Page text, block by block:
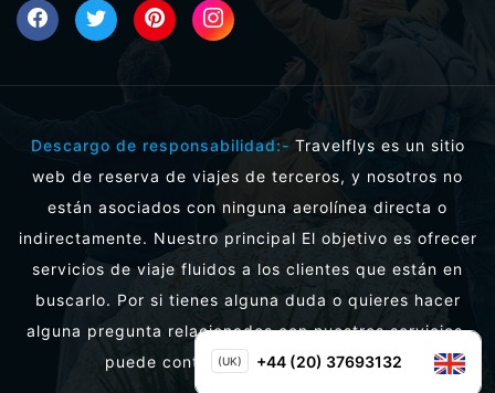
(UK) +44 (20) 37693132
Descargo de responsabilidad:- Travelflys es un sitio
web de reserva de viajes de terceros, y nosotros no
están asociados con ninguna aerolínea directa o
indirectamente. Nuestro principal El objetivo es ofrecer
servicios de viaje fluidos a los clientes que están en
buscarlo. Por si tienes alguna duda o quieres hacer
alguna pregunta relacionados con nuestros servicios,
puede contactarnos directamente.